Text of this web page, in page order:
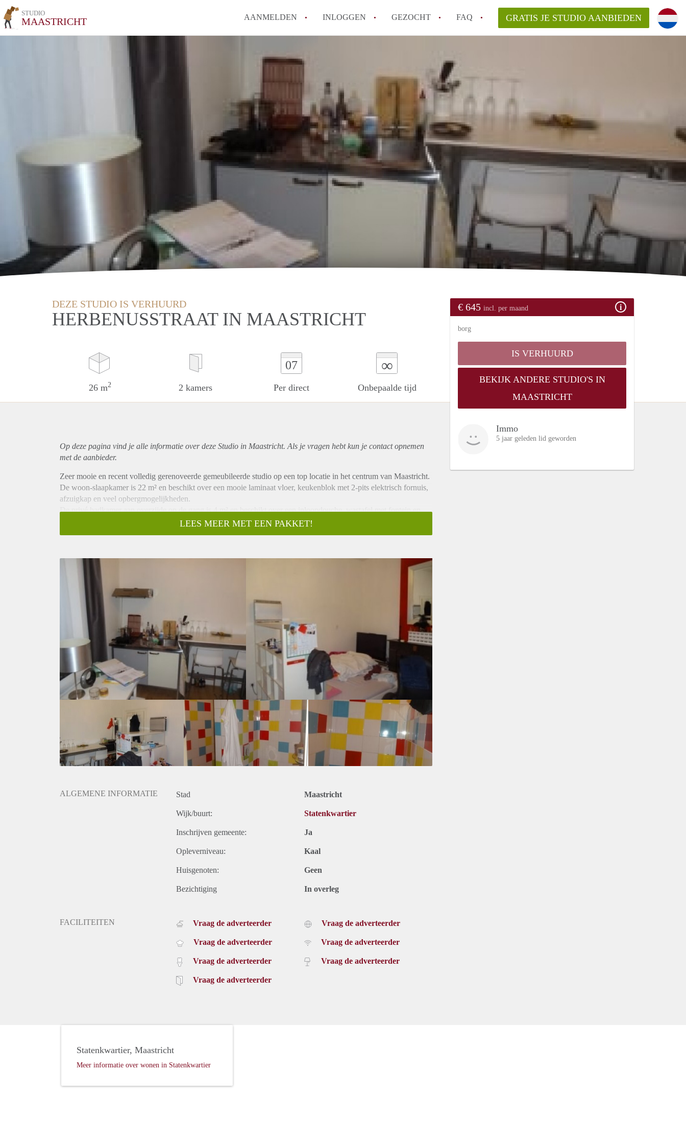
STUDIO
MAASTRICHT AANMELDEN INLOGGEN GEZOCHT FAQ
Wat is StudioMaastricht?
Hoeveel kost het om te reageren op een Studio in Maastricht?
Wat is de privacyverklaring van StudioMaastricht?
Berekent StudioMaastricht makelaarsvergoeding/bemiddelingsvergoeding?
Alle veelgestelde vragen
GRATIS JE STUDIO AANBIEDEN
DEZE STUDIO IS VERHUURD
HERBENUSSTRAAT IN MAASTRICHT
26 m2 2 kamers
07
Per direct
∞
Onbepaalde tijd
€ 645 incl. per maand
borg
IS VERHUURD
BEKIJK ANDERE STUDIO'S IN
MAASTRICHT
Immo
5 jaar geleden lid geworden
Op deze pagina vind je alle informatie over deze Studio in Maastricht. Als je vragen hebt kun je contact opnemen
met de aanbieder.
Zeer mooie en recent volledig gerenoveerde gemeubileerde studio op een top locatie in het centrum van Maastricht.
De woon-slaapkamer is 22 m² en beschikt over een mooie laminaat vloer, keukenblok met 2-pits elektrisch fornuis,
afzuigkap en veel opbergmogelijkheden.
De privé badkamer aan overzijde op de gang is 4 m² en beschikt over een inloopdouche, wastafel met fontein en
De ramen zijn volledig voorzien van dubbel beglazing. In de kelder van het pand bevinden zich de gezamenlijke
winkels. Tevens bevinden de verschillende Universiteiten zich op loopafstand. Ideaal voor een student of werkend
persoon.
LEES MEER MET EEN PAKKET!
ALGEMENE INFORMATIE Stad Maastricht
Wijk/buurt: Statenkwartier
Inschrijven gemeente: Ja
Opleverniveau: Kaal
Huisgenoten: Geen
Bezichtiging In overleg
FACILITEITEN Vraag de adverteerder
Vraag de adverteerder
Vraag de adverteerder
Vraag de adverteerder
Vraag de adverteerder
Vraag de adverteerder
Vraag de adverteerder
Statenkwartier, Maastricht
Meer informatie over wonen in Statenkwartier